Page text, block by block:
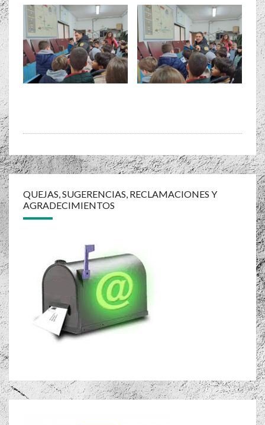
Navegación
de
entradas
QUEJAS, SUGERENCIAS, RECLAMACIONES Y
AGRADECIMIENTOS